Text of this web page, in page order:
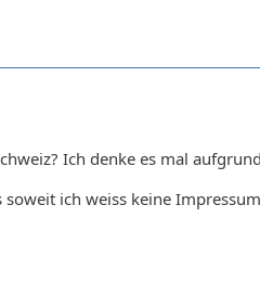
Ich denke es mal
soweit ich weiss keine